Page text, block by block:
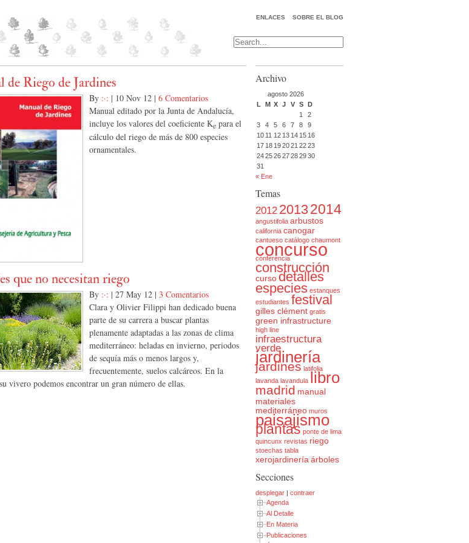
SOBRE EL BLOG
ENLACES
de Riego de Jardines
By :·: | 10 Nov 12 | 6 Comentarios
Manual editado por la Junta de Andalucía,
incluye los valores del coeficiente Ke para el
cálculo del riego de más de 800 especies
ornamentales.
que no necesitan riego
By :·: | 27 May 12 | 3 Comentarios
Clara y Olivier Filippi han dedicado buena
parte de su carrera a buscar plantas
plenamente adaptadas a las zonas de clima
mediterráneo: heladas en invierno, periodos
de sequía más o menos largos y,
frecuentemente, suelos calcáreos. En la
vivero podemos encontrar un gran número de ellas.
Archivo
agosto 2026
L
M X J V S D
1
2
3
4 5 6 7 8
9
10 11 12 13 14 15 16
17 18 192021 2223
24252627282930
31
« Ene
Temas
2012 20132014
angustifolia arbustos
california canogar
cantueso catálogo chaumont
concurso
conferencia
construcción
cursodetalles
especies estanques
estudiantes festival
gilles clément gratis
green infrastructure
high line
infraestructura
verde
jardinería
jardines latifolia
lavanda lavandula libro
madrid manual
materiales
mediterráneo muros
paisajismo
plantas ponte de lima
quincunx revistas riego
stoechas tabla
xerojardinería árboles
Secciones
desplegar | contraer
Agenda
Al Detalle
En Materia
Publicaciones